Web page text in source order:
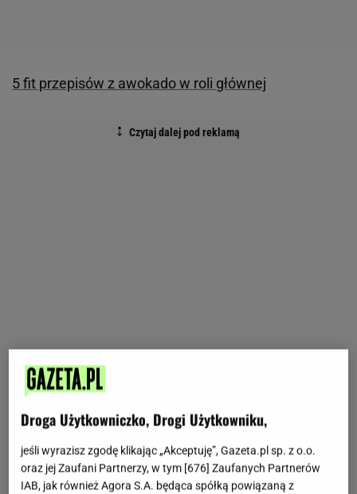
5 fit przepisów z awokado w roli głównej
Droga Użytkowniczko, Drogi Użytkowniku,
jeśli wyrazisz zgodę klikając „Akceptuję”, Gazeta.pl sp. z o.o.
oraz jej Zaufani Partnerzy, w tym [676] Zaufanych Partnerów
IAB, jak również Agora S.A. będąca spółką powiązaną z